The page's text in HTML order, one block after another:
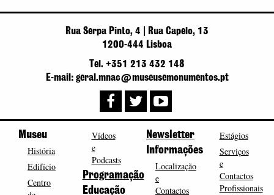
Rua Serpa Pinto, 4 | Rua Capelo, 13
1200-444 Lisboa
Tel. +351 213 432 148
E-mail: geral.mnac@museusemonumentos.pt
Museu
História
Edifício
Centro
Vídeos
e
Podcasts
Programação
Educação
Newsletter
Informações
Localização
e
Contactos
Estágios
Serviços
e
Contactos
Profissionais